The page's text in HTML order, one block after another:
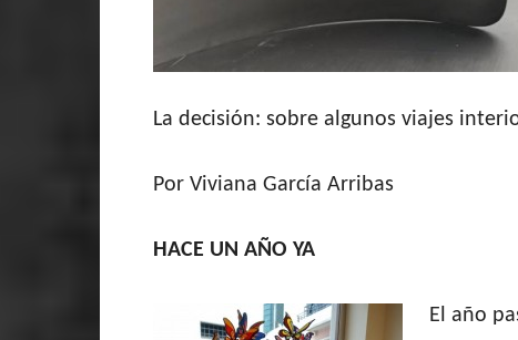
La decisión: sobre algunos viajes
Por Viviana García Arribas
HACE UN AÑO YA
El año